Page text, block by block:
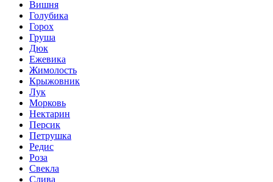
Вишня
Голубика
Горох
Груша
Дюк
Ежевика
Жимолость
Крыжовник
Лук
Морковь
Нектарин
Персик
Петрушка
Редис
Роза
Свекла
Слива